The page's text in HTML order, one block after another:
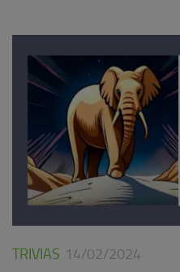
TRIVIAS 14/02/2024